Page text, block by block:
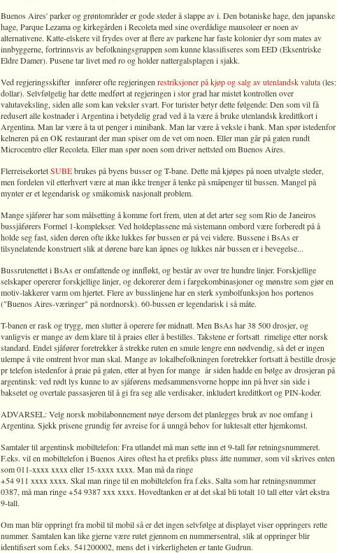
Buenos Aires' parker og grøntområder er gode steder å slappe av i. Den botaniske hage, den japanske
hage, Parque Lezama og kirkegården i Recoleta med sine overdådige mausoleer er noen av
alternativene. Katte-elskere vil frydes over at flere av parkene har faste kolonier dyr som mates av
innbyggerne, fortrinnsvis av befolkningsgruppen som kunne klassifiseres som EED (Eksentriske
Eldre Damer). Pusene tar livet med ro og holder nattergalsplagen i sjakk.
Ved regjeringsskifter innfører ofte regjeringen restriksjoner på kjøp og salg av utenlandsk valuta(les:
dollar). Selvfølgelig har dette medført at regjeringen i stor grad har mistet kontrollen over
valutaveksling, siden alle som kan veksler svart. For turister betyr dette følgende: Den som vil få
redusert alle kostnader i Argentina i betydelig grad ved å la være å bruke utenlandsk kredittkort i
Argentina. Man lar være å ta ut penger i minibank. Man lar være å veksle i bank. Man spør istedenfor
kelneren på en OK restaurant der man spiser om de vet om noen. Eller man går på gaten rundt
Microcentro eller Recoleta. Eller man spør noen som driver nettsted om Buenos Aires.
FlerreisekortetSUBEbrukes på byens busser og T-bane. Dette må kjøpes på noen utvalgte steder,
men fordelen vil etterhvert være at man ikke trenger å tenke på småpenger til bussen. Mangel på
mynter er et legendarisk og småkomisk nasjonalt problem.
Mange sjåfører har som målsetting å komme fort frem, uten at det arter seg som Rio de Janeiros
bussjåførers Formel 1-komplekser. Ved holdeplassene må sistemann ombord være forberedt på å
holde seg fast, siden døren ofte ikke lukkes før bussen er på vei videre. Bussene i BsAs er
tilsynelatende konstruert slik at dørene bare kan åpnes og lukkes når bussen er i bevegelse...
Bussrutenettet i BsAs er omfattende og innfløkt, og består av over tre hundre linjer. Forskjellige
selskaper opererer forskjellige linjer, og dekorerer dem i fargekombinasjoner og mønstre som gjør en
motiv-lakkerer varm om hjertet. Flere av busslinjene har en sterk symbolfunksjon hos portenos
("Buenos Aires-væringer" på nordnorsk). 60-bussen er legendarisk i så måte.
T-banen er rask og trygg, men slutter å operere før midnatt. Men BsAs har 38 500 drosjer, og
vanligvis er mange av dem klare til å praies eller å bestilles. Takstene er fortsatt rimelige etter norsk
standard. Endel sjåfører foretrekker å strekke ruten en smule lengre enn nødvendig, så det er ingen
ulempe å vite omtrent hvor man skal. Mange av lokalbefolkningen foretrekker fortsatt å bestille drosje
pr telefon istedenfor å praie på gaten, etter at byen for mange år siden hadde en bølge av drosjeran på
argentinsk: ved rødt lys kunne to av sjåførens medsammensvorne hoppe inn på hver sin side i
baksetet og overtale passasjeren til å gi fra seg alle verdisaker, inkludert kredittkort og PIN-koder.
ADVARSEL: Velg norsk mobilabonnement nøye dersom det planlegges bruk av noe omfang i
Argentina. Sjekk prisene grundig før avreise for å unngå behov for luktesalt etter hjemkomst.
Samtaler til argentinsk mobiltelefon: Fra utlandet må man sette inn et 9-tall før retningsnummeret.
F.eks. vil en mobiltelefon i Buenos Aires oftest ha et prefiks pluss åtte nummer, som vil skrives enten
som 011-xxxx xxxx eller 15-xxxx xxxx. Man må da ringe
+54 911 xxxx xxxx. Skal man ringe til en mobiltelefon fra f.eks. Salta som har retningsnummer
0387, må man ringe +54 9387 xxx xxxx. Hovedtanken er at det skal bli totalt 10 tall etter vårt ekstra
9-tall.
Om man blir oppringt fra mobil til mobil så er det ingen selvfølge at displayet viser oppringers rette
nummer. Samtalen kan like gjerne være rutet gjennom en nummersentral, slik at oppringer blir
identifisert som f.eks. 541200002, mens det i virkerligheten er tante Gudrun.